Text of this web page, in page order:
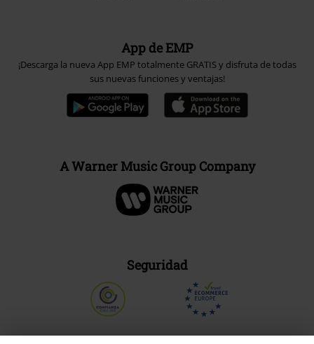
App de EMP
¡Descarga la nueva App EMP totalmente GRATIS y disfruta de todas
sus nuevas funciones y ventajas!
A Warner Music Group Company
Seguridad